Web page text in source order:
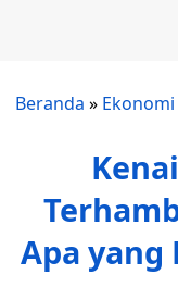
Beranda » Ekonomi
Apa yang